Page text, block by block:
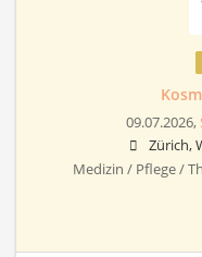
09.07.2026,
Zürich,
Medizin / Pflege /